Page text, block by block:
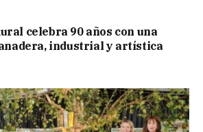
celebra 90 años con una
industrial y artística